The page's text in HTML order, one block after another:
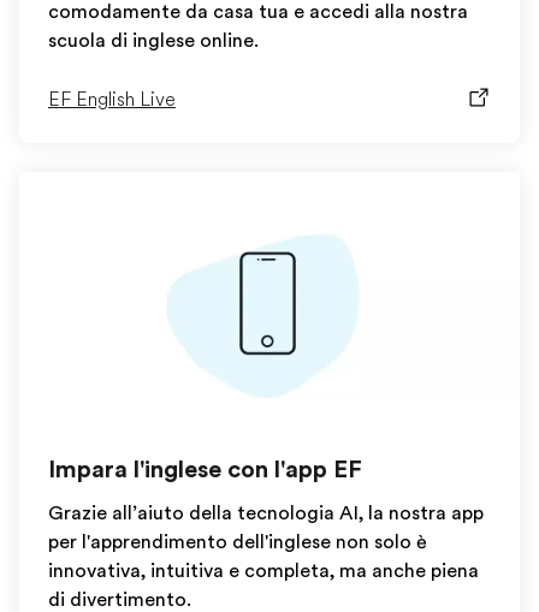
comodamente da casa tua e accedi alla nostra
scuola di inglese online.
EF English Live
Impara l'inglese con l'app EF
Grazie all’aiuto della tecnologia AI, la nostra app
per l'apprendimento dell'inglese non solo è
innovativa, intuitiva e completa, ma anche piena
di divertimento.